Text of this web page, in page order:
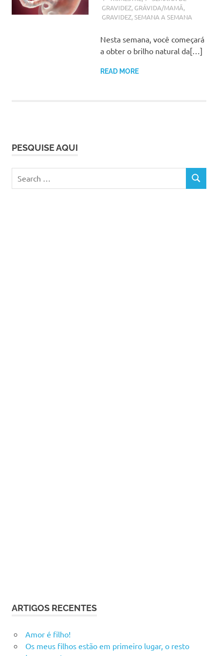
GRAVIDEZ, GRÁVIDA/MAMÃ,
GRAVIDEZ,SEMANA A SEMANA
Nesta semana, você começará
a obter o brilho natural da[…]
READ MORE
PESQUISE AQUI
for:
SEARCH
ARTIGOS RECENTES
Amor é filho!
Os meus filhos estão em primeiro lugar, o resto